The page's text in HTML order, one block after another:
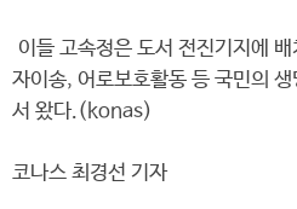
이들 고속정은 도서 전진기지에
자이송, 어로보호활동 등 국민의
서 왔다.(konas)
코나스 최경선 기자